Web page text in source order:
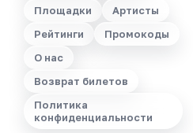
Площадки
Артисты
Рейтинги
Промокоды
О нас
Возврат билетов
Политика
конфиденциальности